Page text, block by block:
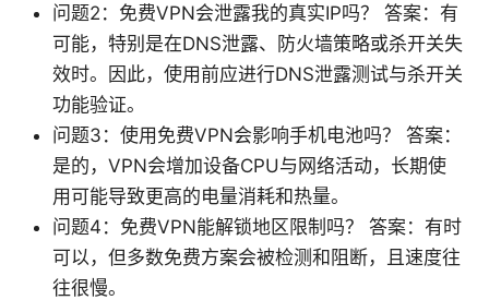
问题2：免费VPN会泄露我的真实IP吗？ 答案：有
可能，特别是在DNS泄露、防火墙策略或杀开关失
效时。因此，使用前应进行DNS泄露测试与杀开关
功能验证。
问题3：使用免费VPN会影响手机电池吗？ 答案：
是的，VPN会增加设备CPU与网络活动，长期使
用可能导致更高的电量消耗和热量。
问题4：免费VPN能解锁地区限制吗？ 答案：有时
可以，但多数免费方案会被检测和阻断，且速度往
往很慢。